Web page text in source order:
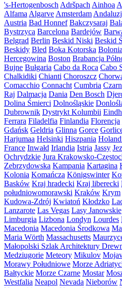
's-Hertogenbosch Adršpach Ainhoa
Alfama Algarve Amsterdam
Austria Bad Honnef Bakczysaraj
Bystrzyca Barcelona Bardejów
Belgrad Berlin Beskid Niski Beskid
Beskidy Bled Boka Kotorska Bolonia
Hercegowina Boston Brabancja
Bujne Bułgaria Cabo da Roca Cabo
Chalkidiki Chianti Choroszcz
Comacchio Connacht Cumbria
Raj Dalmacja Dania Den Bosch
Dolina Śmierci Dolnośląskie
Dubrownik Dystrykt Kolumbii
Ferrara Filadelfia Finlandia Florencja
Gdańsk Geldria Glinna Gorce
Harjumaa Helsinki Hiszpania
France Inwałd Irlandia Istria Jassy
Ochrydzkie Jura Krakowsko-
Zebrzydowska Kampania Kartagina
Kolonia Komańcza Königswinter
Basków Kraj hradecki Kraj liberecki
południowomorawski Kraków Krym
Kudowa-Zdrój Kwiatoń Kłodzko
Lanzarote Las Vegas Lasy Janowskie
Limburgia Lizbona Londyn Lourdes
Macedonia Macedonia Środkowa
Maria Wörth Massachusetts
Małopolski Szlak Architektury
Medziugorie Meteory Mikulov
Morawy Południowe Morze
Bałtyckie Morze Czarne Mostar
Westfalia Neapol Nevada Nieborów